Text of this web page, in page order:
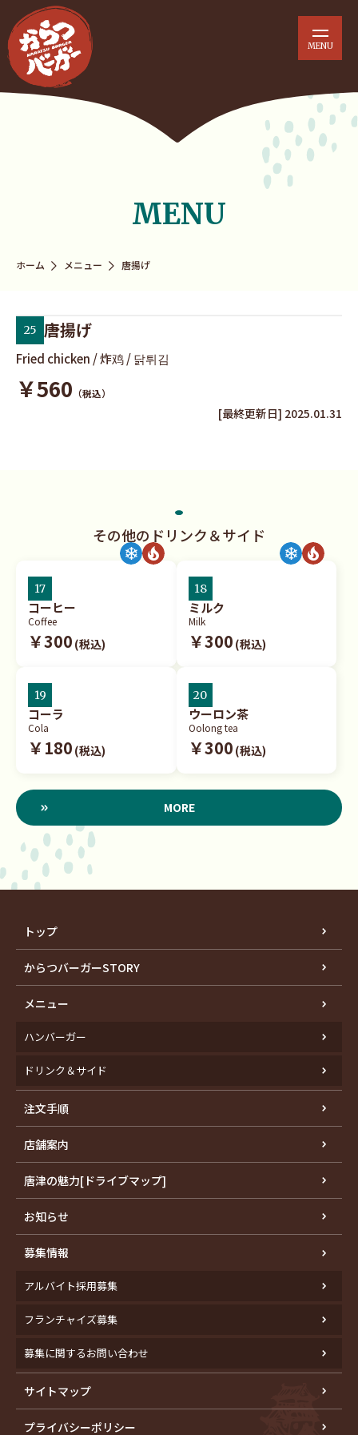
MENU
ホーム メニュー 唐揚げ
25 唐揚げ
Fried chicken / 炸鸡 / 닭튀김
￥560 （税込）
[最終更新日] 2025.01.31
店舗
その他のドリンク＆サイド
17
コーヒー
Coffee
￥300 (税込)
18
ミルク
Milk
￥300 (税込)
19
コーラ
Cola
￥180 (税込)
20
ウーロン茶
Oolong tea
￥300 (税込)
MORE
トップ
からつバーガーSTORY
メニュー
ハンバーガー
ドリンク＆サイド
注文手順
店舗案内
唐津の魅力[ドライブマップ]
お知らせ
募集情報
アルバイト採用募集
フランチャイズ募集
募集に関するお問い合わせ
サイトマップ
プライバシーポリシー